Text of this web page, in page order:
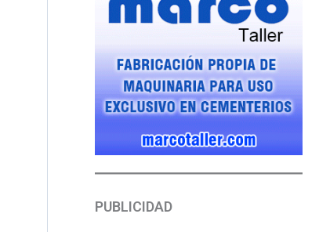
PUBLICIDAD